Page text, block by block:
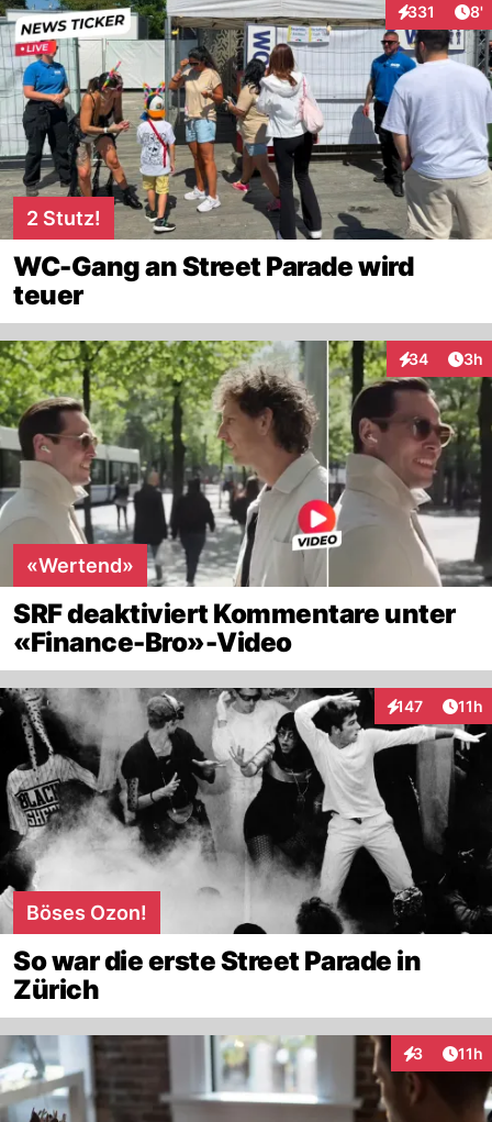
331
Interaktionen
8'
2 Stutz!
WC-Gang an Street Parade wird
teuer
34
Interaktionen
3h
«Wertend»
SRF deaktiviert Kommentare unter
«Finance-Bro»-Video
147
Interaktionen
11h
Böses Ozon!
So war die erste Street Parade in
Zürich
3 11h